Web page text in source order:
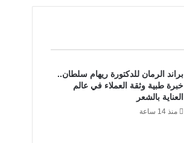
براند الرمان للدكتورة ريهام سلطان..
خبرة طبية وثقة العملاء في عالم
العناية بالشعر
منذ 14 ساعة